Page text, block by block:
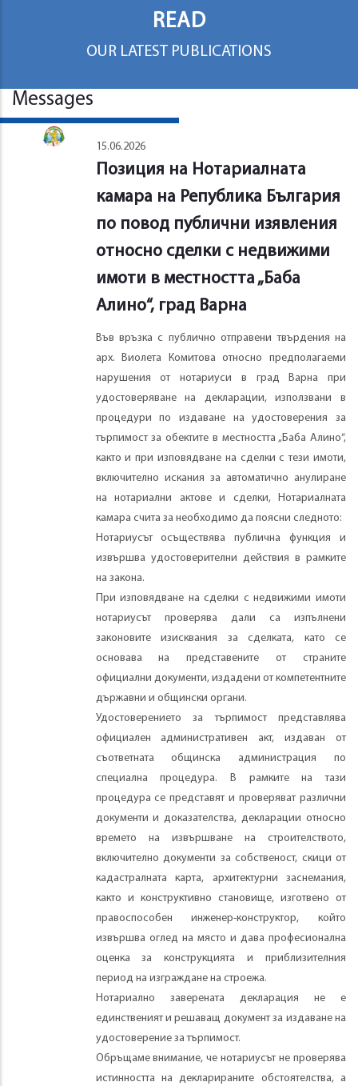
READ
OUR LATEST PUBLICATIONS
Messages
15.06.2026
Позиция на Нотариалната
камара на Република България
по повод публични изявления
относно сделки с недвижими
имоти в местността „Баба
Алино“, град Варна
Във връзка с публично отправени твърдения на
арх. Виолета Комитова относно предполагаеми
нарушения от нотариуси в град Варна при
удостоверяване на декларации, използвани в
процедури по издаване на удостоверения за
търпимост за обектите в местността „Баба Алино“,
както и при изповядване на сделки с тези имоти,
включително искания за автоматично анулиране
на нотариални актове и сделки, Нотариалната
камара счита за необходимо да поясни следното:
Нотариусът осъществява публична функция и
извършва удостоверителни действия в рамките
на закона.
При изповядване на сделки с недвижими имоти
нотариусът проверява дали са изпълнени
законовите изисквания за сделката, като се
основава на представените от страните
официални документи, издадени от компетентните
държавни и общински органи.
Удостоверението за търпимост представлява
официален административен акт, издаван от
съответната общинска администрация по
специална процедура. В рамките на тази
процедура се представят и проверяват различни
документи и доказателства, декларации относно
времето на извършване на строителството,
включително документи за собственост, скици от
кадастралната карта, архитектурни заснемания,
както и конструктивно становище, изготвено от
правоспособен инженер-конструктор, който
извършва оглед на място и дава професионална
оценка за конструкцията и приблизителния
период на изграждане на строежа.
Нотариално заверената декларация не е
единственият и решаващ документ за издаване на
удостоверение за търпимост.
Обръщаме внимание, че нотариусът не проверява
истинността на декларираните обстоятелства, а